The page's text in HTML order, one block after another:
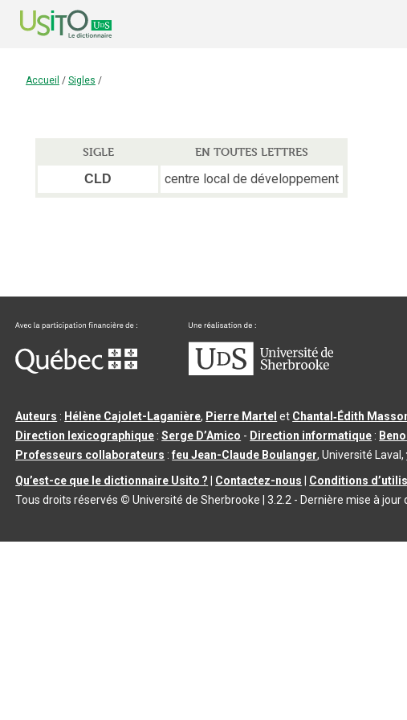
Accueil / Sigles /
SIGLE
EN TOUTES LETTRES
CLD
centre local de développement
Auteurs : Hélène Cajolet-Laganière, Pierre Martel et Chantal‑Édith
Direction lexicographique :Serge D’Amico - Direction informatique :
Professeurs collaborateurs :feu Jean-Claude Boulanger, Université Laval,
Qu’est-ce que le dictionnaire Usito ?
Contactez-nous Conditions
Tous droits réservés © Université de Sherbrooke |3.2.2 - Dernière mise à jour